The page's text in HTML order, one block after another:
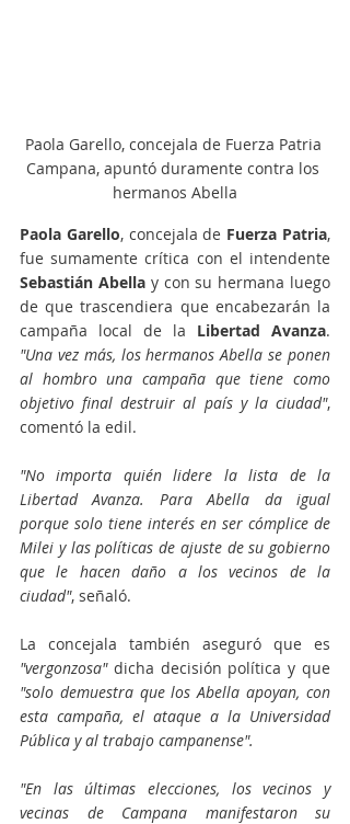
Paola Garello, concejala de Fuerza Patria
Campana, apuntó duramente contra los
hermanos Abella
Paola Garello, concejala de Fuerza Patria,
Sebastián Abella y con su hermana luego
de que trascendiera que encabezarán la
campaña local de la Libertad Avanza
"Una vez más, los hermanos Abella se ponen
al hombro una campaña que tiene como
objetivo final destruir al país y la ciudad",
comentó la edil.
"No importa quién lidere la lista de la
Libertad Avanza. Para Abella da igual
porque solo tiene interés en ser cómplice de
Milei y las políticas de ajuste de su gobierno
que le hacen daño a los vecinos de la
ciudad", señaló.
"vergonzosa"
"solo demuestra que los Abella apoyan, con
esta campaña, el ataque a la Universidad
Pública y al trabajo campanense".
"En las últimas elecciones, los vecinos y
vecinas de Campana manifestaron su